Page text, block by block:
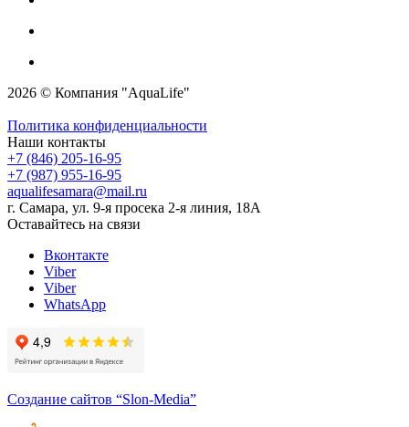
2026 © Компания "AquaLife"
Политика конфиденциальности
Наши контакты
+7 (846) 205-16-95
+7 (987) 955-16-95
aqualifesamara@mail.ru
г. Самара, ул. 9-я просека 2-я линия, 18А
Оставайтесь на связи
Вконтакте
Viber
Viber
WhatsApp
Создание сайтов “Slon-Media”